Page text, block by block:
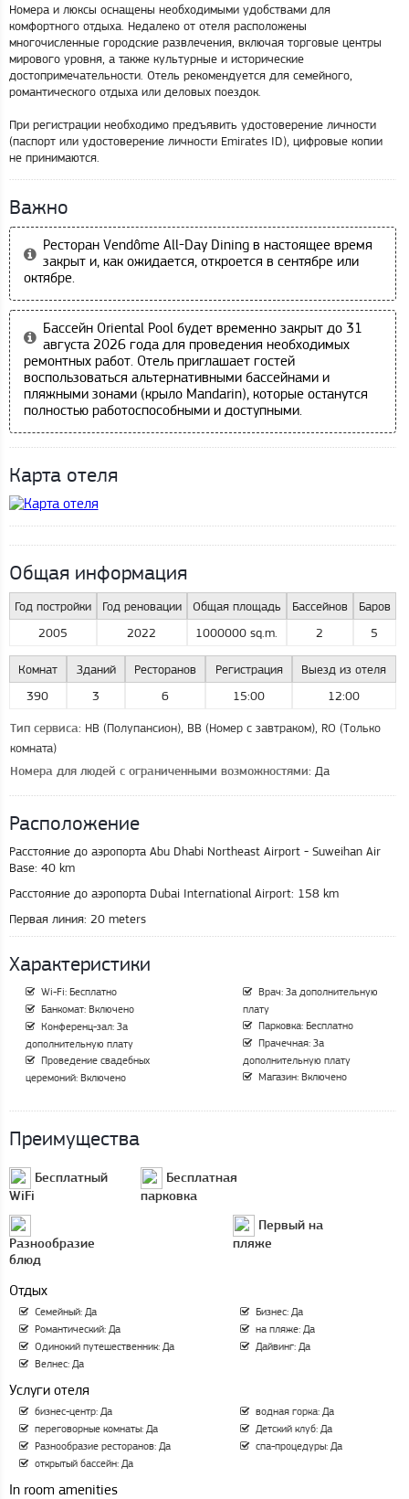
Номера и люксы оснащены необходимыми удобствами для
комфортного отдыха. Недалеко от отеля расположены
многочисленные городские развлечения, включая торговые центры
мирового уровня, а также культурные и исторические
достопримечательности. Отель рекомендуется для семейного,
романтического отдыха или деловых поездок.
При регистрации необходимо предъявить удостоверение личности
(паспорт или удостоверение личности Emirates ID), цифровые копии
не принимаются.
Важно
Ресторан Vendôme All-Day Dining в настоящее время
закрыт и, как ожидается, откроется в сентябре или
октябре.
Бассейн Oriental Pool будет временно закрыт до 31
августа 2026 года для проведения необходимых
ремонтных работ. Отель приглашает гостей
воспользоваться альтернативными бассейнами и
пляжными зонами (крыло Mandarin), которые останутся
полностью работоспособными и доступными.
Карта отеля
Общая информация
Год постройки
2005
Год реновации
2022
Общая площадь
1000000 sq.m.
Бассейнов
2
Баров
5
Комнат
390
Зданий
3
Ресторанов
6
Регистрация
15:00
Выезд из отеля
12:00
Тип сервиса: HB (Полупансион), BB (Номер с завтраком), RO (Только
комната)
Номера для людей с ограниченными возможностями: Да
Расположение
Расстояние до аэропорта Abu Dhabi Northeast Airport - Suweihan Air
Base: 40 km
Расстояние до аэропорта Dubai International Airport: 158 km
Первая линия: 20 meters
Характеристики
Wi-Fi: Бесплатно
Банкомат: Включено
Конференц-зал: За
дополнительную плату
Проведение свадебных
церемоний: Включено
Врач: За дополнительную
плату
Парковка: Бесплатно
Прачечная: За
дополнительную плату
Магазин: Включено
Преимущества
Бесплатный
WiFi
Бесплатная
парковка
Разнообразие
блюд
Первый на
пляже
Отдых
Семейный: Да
Романтический: Да
Одинокий путешественник: Да
Велнес: Да
Бизнес: Да
на пляже: Да
Дайвинг: Да
Услуги отеля
бизнес-центр: Да
переговорные комнаты: Да
Разнообразие ресторанов: Да
открытый бассейн: Да
водная горка: Да
Детский клуб: Да
спа-процедуры: Да
In room amenities